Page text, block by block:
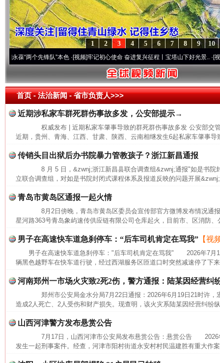
10
9
8
7
6
5
4
3
2
1
“两个先锋队”本色·[视频]牢记初心使命 奋进复兴征程丨宝塔山下好光景..·[视频]因
首页- 法治新闻 -省市负责人>>>
近期涉私家车群死群伤事故多发，公安部提示→
权威发布 | 近期私家车肇事导致的群死群伤事故多发 公安部
近期，贵州、青海、江西、甘肃、陕西、云南相继发生6起私家车肇事导
传销头目出狱后办书院暴力管教孩子？浙江新昌通报
8 月 5 日，&zwnj;浙江新昌县联合调查组&zwnj;通报"如是书院
立联合调查组，对如是书院封闭式课程体系及报道反映的问题开展
青岛市黄岛区通报一起火情
8月2日傍晚，青岛市黄岛区委员会宣传部官方微博发布情况
星河路363号青岛象屿速传供应链有限公司仓库起火，目前市、区消防
男子在高速快车道急刹停车：“后车司机肯定在骂我” 【视
男子在高速快车道急刹停车："后车司机肯定在骂我" 2026年7月
辆黑色越野车在快车道行驶，经过西湖服务区匝道口时突然减速停了下
河南郑州一市场火灾致2死2伤，警方通报：陆某因经营纠
郑州市公安局金水分局7月22日通报：2026年6月19日21时许，
造成2人死亡、2人受伤和财产损失。现查明，该火灾系陆某因经营纠纷
山西河津警方发布悬赏公告
7月17日，山西河津市公安局发布悬赏公告：悬赏公告 2026
发生一起刑事案件。经查，河津市阳村街道永安村村民温建胜有重大